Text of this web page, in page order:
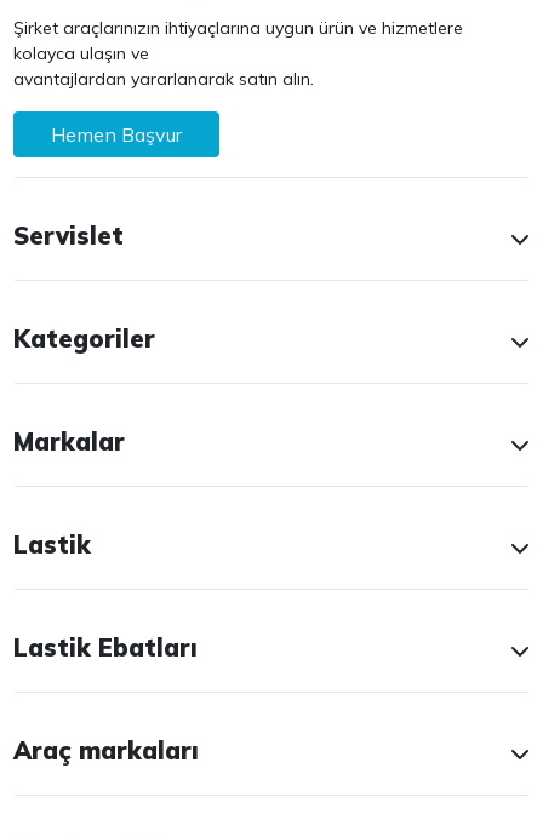
Şirket araçlarınızın ihtiyaçlarına uygun ürün ve hizmetlere
kolayca ulaşın ve
avantajlardan yararlanarak satın alın.
Hemen Başvur
Servislet
Kategoriler
Markalar
Lastik
Lastik Ebatları
Araç markaları